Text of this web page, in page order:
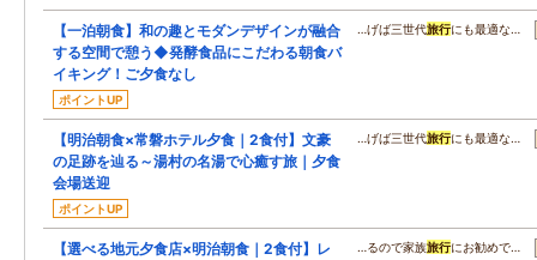
【一泊朝食】和の趣とモダンデザインが融合
する空間で憩う◆発酵食品にこだわる朝食バ
イキング！ご夕食なし
ポイントUP
…げば三世代旅行にも最適な…
【明治朝食×常磐ホテル夕食｜2食付】文豪
の足跡を辿る～湯村の名湯で心癒す旅｜夕食
会場送迎
ポイントUP
…げば三世代旅行にも最適な…
【選べる地元夕食店×明治朝食｜2食付】レ
…るので家族旅行にお勧めで…